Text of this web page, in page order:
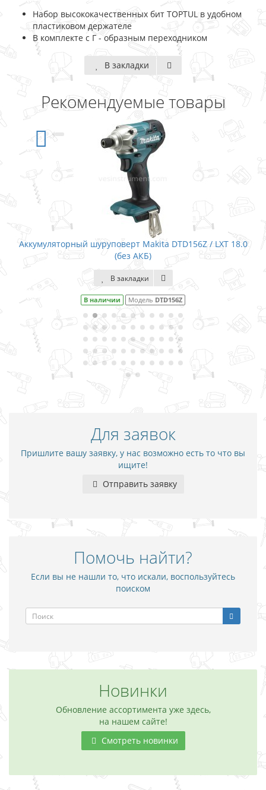
Набор высококачественных бит TOPTUL в удобном
пластиковом держателе
В комплекте с Г - образным переходником
В закладки
Рекомендуемые товары
Аккумуляторный шуруповерт Makita DTD156Z / LXT 18.0
(без АКБ)
В закладки
В наличии Модель DTD156Z
Для заявок
Пришлите вашу заявку, у нас возможно есть то что вы
ищите!
Отправить заявку
Помочь найти?
Если вы не нашли то, что искали, воспользуйтесь
поиском
Новинки
Обновление ассортимента уже здесь,
на нашем сайте!
Смотреть новинки